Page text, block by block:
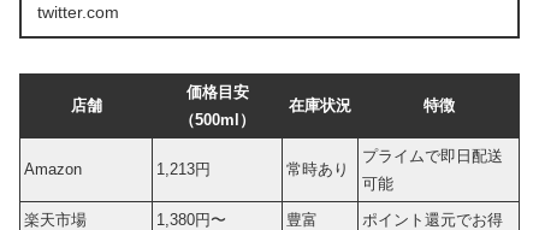
twitter.com
店舗
価格目安
（500ml）
在庫状況 特徴
Amazon 1,213円 常時あり
プライムで即日配送
可能
楽天市場
1,380円〜 豊富
ポイント還元でお得